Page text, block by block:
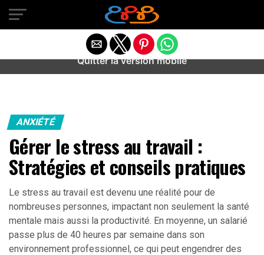
Warning
: preg_match(): Unknown modifier '/' in
/home/u589487443/domains/aideanxietestress.fr/
content/plugins/idev-post-views/includes/class-bots.php
ANXIÉTÉ
Gérer le stress au travail :
Stratégies et conseils pratiques
Le stress au travail est devenu une réalité pour de
nombreuses personnes, impactant non seulement la santé
mentale mais aussi la productivité. En moyenne, un salarié
passe plus de 40 heures par semaine dans son
environnement professionnel, ce qui peut engendrer des
Quitter la version mobile